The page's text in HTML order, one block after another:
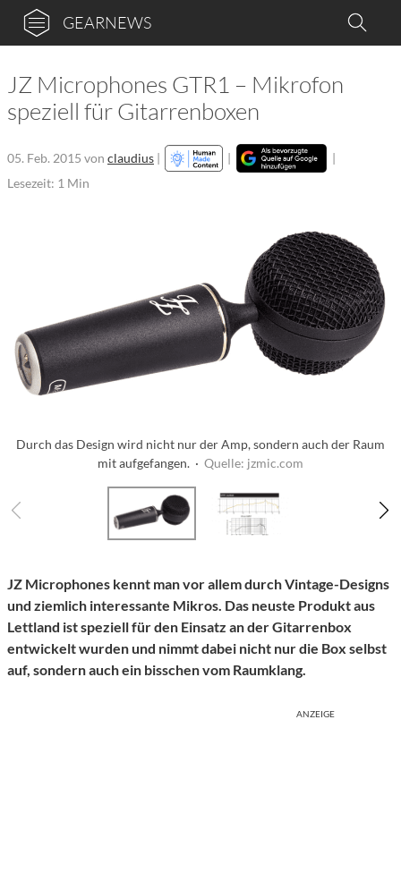
GEARNEWS
JZ Microphones GTR1 – Mikrofon
speziell für Gitarrenboxen
05. Feb. 2015 von claudius | |
|
Lesezeit: 1 Min
Durch das Design wird nicht nur der Amp, sondern auch der Raum
mit aufgefangen. · Quelle: jzmic.com
JZ Microphones kennt man vor allem durch Vintage-Designs
und ziemlich interessante Mikros. Das neuste Produkt aus
Lettland ist speziell für den Einsatz an der Gitarrenbox
entwickelt wurden und nimmt dabei nicht nur die Box selbst
auf, sondern auch ein bisschen vom Raumklang.
ANZEIGE